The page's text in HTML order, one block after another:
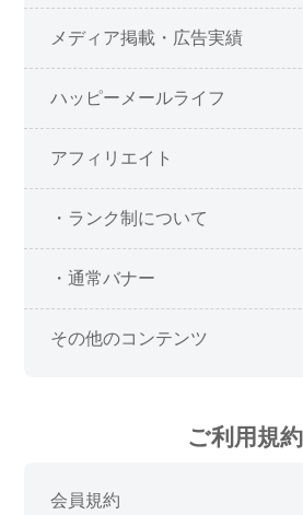
メディア掲載・広告実績
ハッピーメールライフ
アフィリエイト
・ランク制について
・通常バナー
その他のコンテンツ
ご利用規約
会員規約